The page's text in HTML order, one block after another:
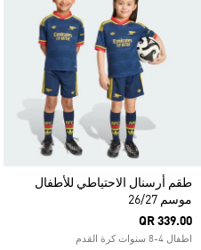
طقم أرسنال الاحتياطي للأطفال
موسم 26/27
QR 339.00
اطفال 4-8 سنوات كرة القدم